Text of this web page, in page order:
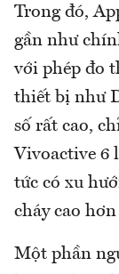
Trong đó,
gần như
với phép đo
thiết bị như
số rất cao,
Vivoactive 6
tức có xu
cháy cao
Một phần